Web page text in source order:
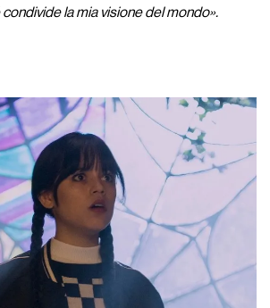
la mia visione del mondo».